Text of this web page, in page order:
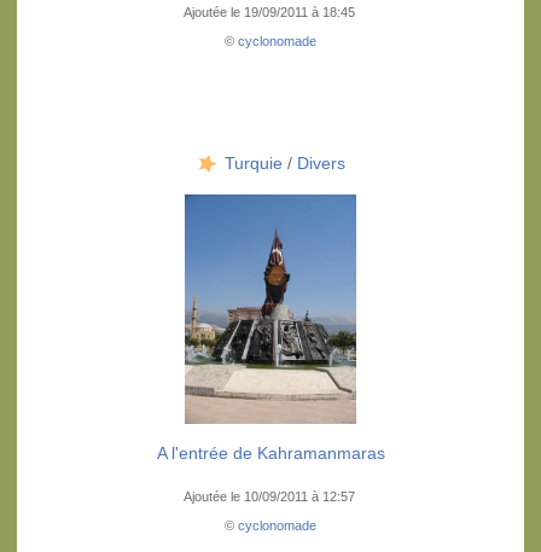
Ajoutée le 19/09/2011 à 18:45
© cyclonomade
Turquie / Divers
A l'entrée de Kahramanmaras
Ajoutée le 10/09/2011 à 12:57
© cyclonomade